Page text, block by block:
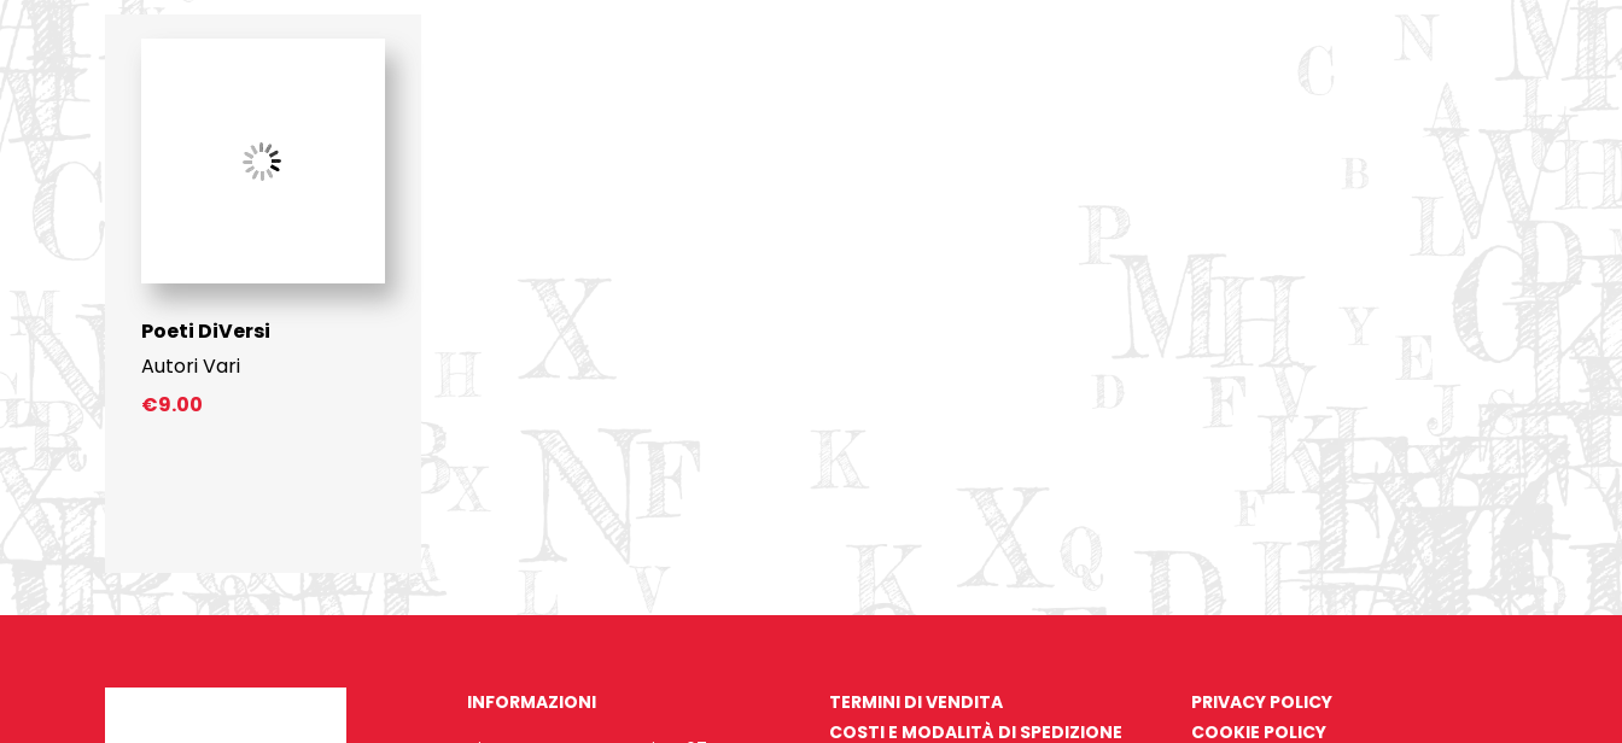
Poeti DiVersi
Autori Vari
€9.00
INFORMAZIONI
TERMINI DI VENDITA
COSTI E MODALITÀ DI SPEDIZIONE
PRIVACY POLICY
COOKIE POLICY